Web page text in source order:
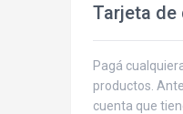
Tarjeta de
Pagá
productos.
cuenta que